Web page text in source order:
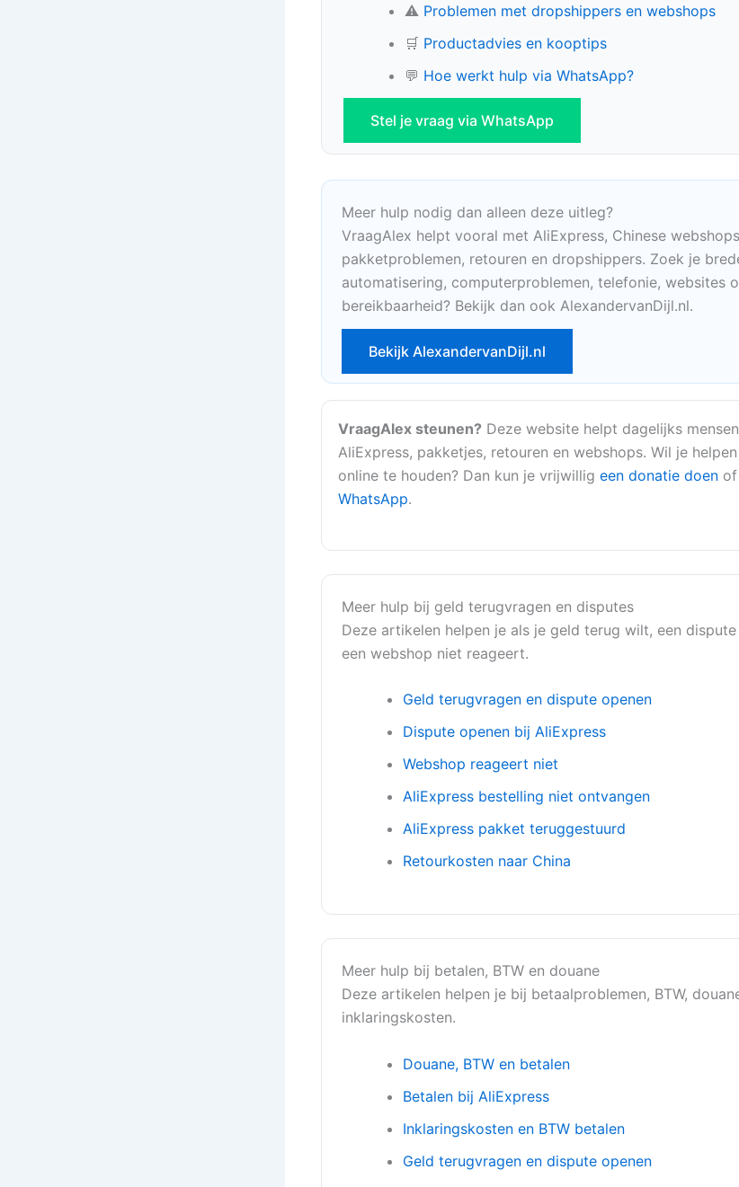
⚠️ Problemen met dropshippers en webshops
🛒 Productadvies en kooptips
💬 Hoe werkt hulp via WhatsApp?
Stel je vraag via WhatsApp
Meer hulp nodig dan alleen deze uitleg?
VraagAlex helpt vooral met AliExpress, Chinese
pakketproblemen, retouren en dropshippers. Zoek je
automatisering, computerproblemen, telefonie, websites
bereikbaarheid? Bekijk dan ook AlexandervanDijl.nl.
Bekijk AlexandervanDijl.nl
VraagAlex steunen? Deze website helpt dagelijks
AliExpress, pakketjes, retouren en webshops. Wil je
online te houden? Dan kun je vrijwillig een donatie doen
WhatsApp.
Meer hulp bij geld terugvragen en disputes
Deze artikelen helpen je als je geld terug wilt, een
een webshop niet reageert.
Geld terugvragen en dispute openen
Dispute openen bij AliExpress
Webshop reageert niet
AliExpress bestelling niet ontvangen
AliExpress pakket teruggestuurd
Retourkosten naar China
Meer hulp bij betalen, BTW en douane
Deze artikelen helpen je bij betaalproblemen, BTW,
inklaringskosten.
Douane, BTW en betalen
Betalen bij AliExpress
Inklaringskosten en BTW betalen
Geld terugvragen en dispute openen